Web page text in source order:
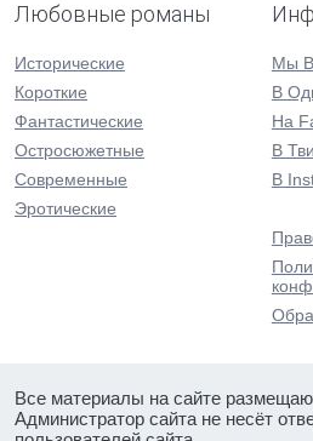
Любовные романы
Исторические
Короткие
Фантастические
Остросюжетные
Современные
Эротические
Мы
В
На
В
В
Все материалы на сайте
Администратор сайта не несёт